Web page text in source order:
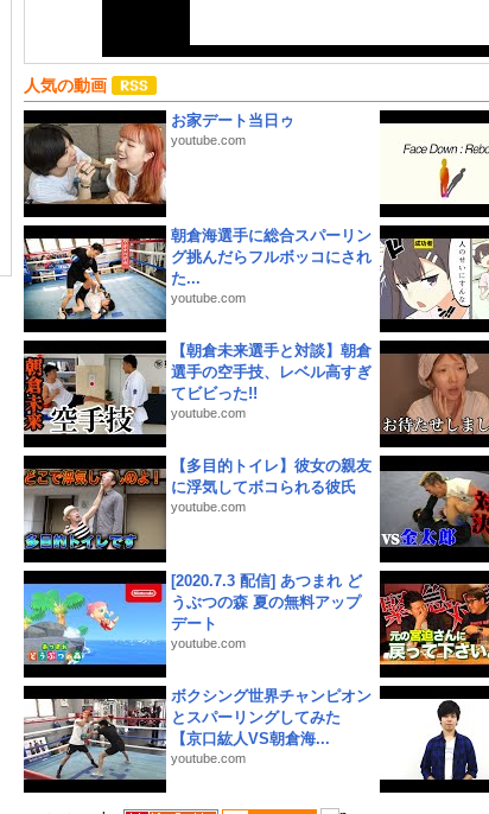
人気の動画
お家デート当日ゥ
youtube.com
朝倉海選手に総合スパーリン
グ挑んだらフルボッコにされ
た...
youtube.com
【朝倉未来選手と対談】朝倉
選手の空手技、レベル高すぎ
てビビった!!
youtube.com
【多目的トイレ】彼女の親友
に浮気してボコられる彼氏
youtube.com
[2020.7.3 配信] あつまれ ど
うぶつの森 夏の無料アップ
デート
youtube.com
ボクシング世界チャンピオン
とスパーリングしてみた
【京口紘人VS朝倉海...
youtube.com